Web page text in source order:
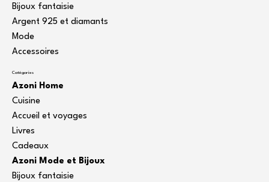
Bijoux fantaisie
Argent 925 et diamants
Mode
Accessoires
Catégories
Azoni Home
Cuisine
Accueil et voyages
Livres
Cadeaux
Azoni Mode et Bijoux
Bijoux fantaisie